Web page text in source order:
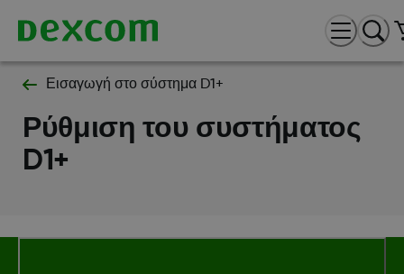
Εισαγωγή στο σύστημα D1+
Ρύθμιση του συστήματος
D1+